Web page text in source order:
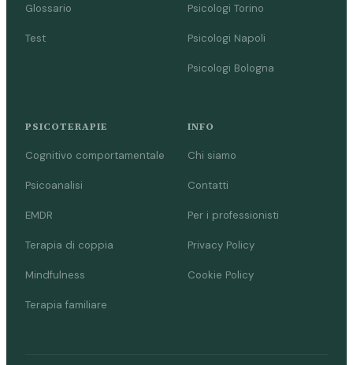
Glossario
Test
Psicologi Torino
Psicologi Napoli
Psicologi Bologna
PSICOTERAPIE
Cognitivo comportamentale
Psicoanalisi
EMDR
Terapia di coppia
Mindfulness
Terapia familiare
INFO
Chi siamo
Contatti
Per i professionisti
Privacy Policy
Cookie Policy